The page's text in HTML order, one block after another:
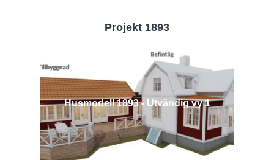
Projekt 1893
Husmodell 1893 - Utvändig vy 1